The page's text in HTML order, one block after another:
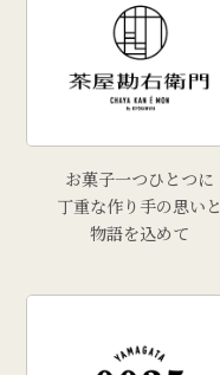
お菓子一つひとつに
丁重な作り手の思いと
物語を込めて